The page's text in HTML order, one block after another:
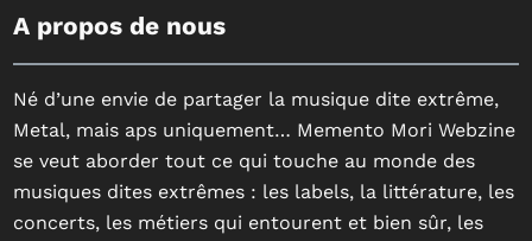
A propos de nous
Né d’une envie de partager la musique dite extrême,
Metal, mais aps uniquement… Memento Mori Webzine
se veut aborder tout ce qui touche au monde des
musiques dites extrêmes : les labels, la littérature, les
concerts, les métiers qui entourent et bien sûr, les